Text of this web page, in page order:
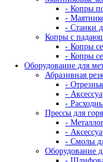
THERMO
Vizaar
WEIYI
YXLON
ZETEC
ДРУГИЕ
Китай
КРАФТЕСТ
Россия
+7 (495) 128-55-
+7 (800) 100-99-
Назад